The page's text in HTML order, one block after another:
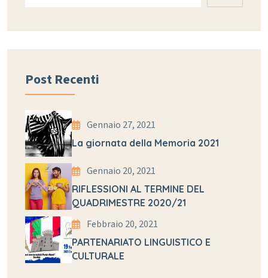
Post Recenti
Gennaio 27, 2021
La giornata della Memoria 2021
Gennaio 20, 2021
RIFLESSIONI AL TERMINE DEL
QUADRIMESTRE 2020/21
Febbraio 20, 2021
PARTENARIATO LINGUISTICO E
CULTURALE